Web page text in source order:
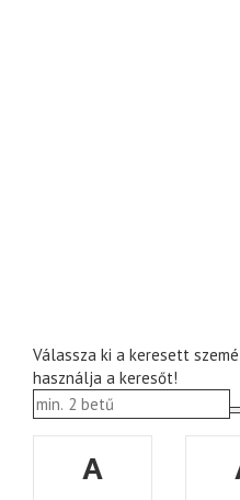
Válassza ki a keresett
használja a keresőt!
A